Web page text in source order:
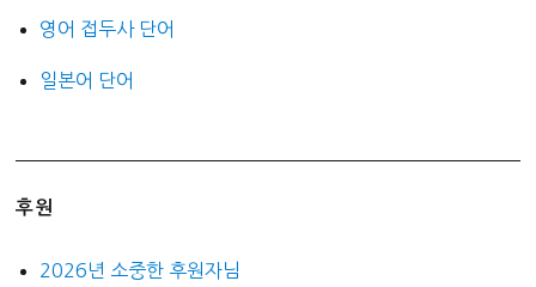
영어 접두사 단어
일본어 단어
후원
2026년 소중한 후원자님